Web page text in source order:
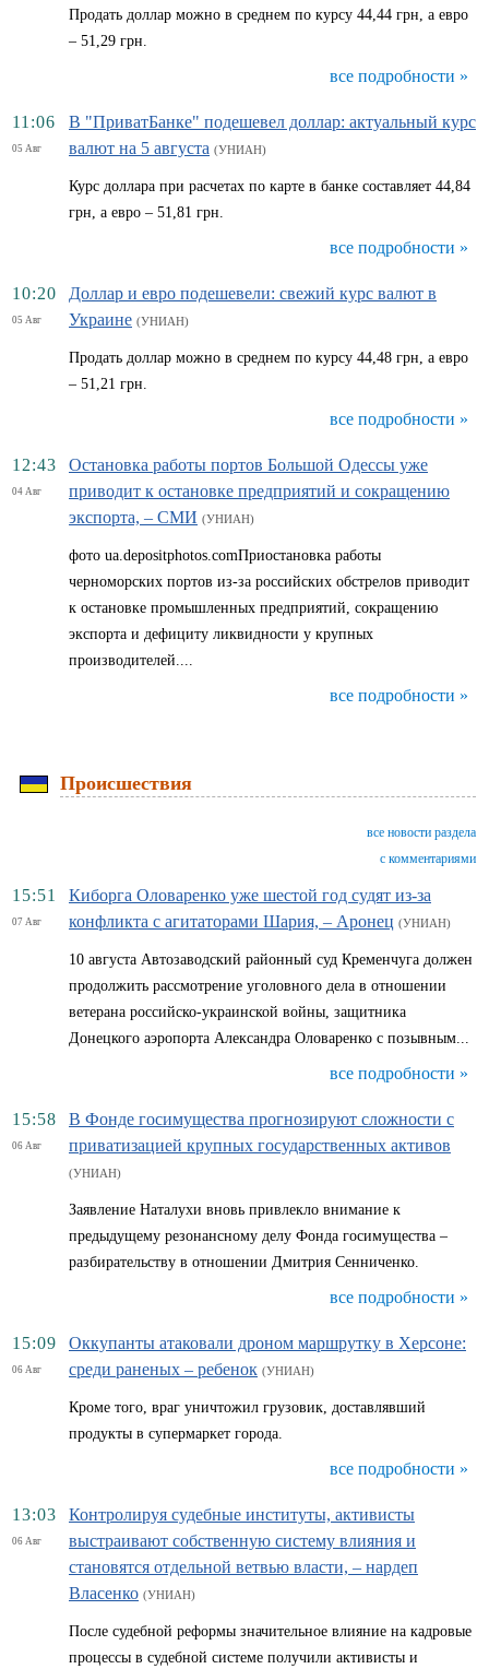
Продать доллар можно в среднем по курсу 44,44 грн, а евро
– 51,29 грн.
все подробности »
11:06
05 Авг
В "ПриватБанке" подешевел доллар: актуальный курс
валют на 5 августа (УНИАН)
Курс доллара при расчетах по карте в банке составляет 44,84
грн, а евро – 51,81 грн.
все подробности »
10:20
05 Авг
Доллар и евро подешевели: свежий курс валют в
Украине (УНИАН)
Продать доллар можно в среднем по курсу 44,48 грн, а евро
– 51,21 грн.
все подробности »
12:43
04 Авг
Остановка работы портов Большой Одессы уже
приводит к остановке предприятий и сокращению
экспорта, – СМИ (УНИАН)
фото ua.depositphotos.comПриостановка работы
черноморских портов из-за российских обстрелов приводит
к остановке промышленных предприятий, сокращению
экспорта и дефициту ликвидности у крупных
производителей....
все подробности »
Происшествия
все новости раздела
с комментариями
15:51
07 Авг
Киборга Оловаренко уже шестой год судят из-за
конфликта с агитаторами Шария, – Аронец (УНИАН)
10 августа Автозаводский районный суд Кременчуга должен
продолжить рассмотрение уголовного дела в отношении
ветерана российско-украинской войны, защитника
Донецкого аэропорта Александра Оловаренко с позывным...
все подробности »
15:58
06 Авг
В Фонде госимущества прогнозируют сложности с
приватизацией крупных государственных активов
(УНИАН)
Заявление Наталухи вновь привлекло внимание к
предыдущему резонансному делу Фонда госимущества –
разбирательству в отношении Дмитрия Сенниченко.
все подробности »
15:09
06 Авг
Оккупанты атаковали дроном маршрутку в Херсоне:
среди раненых – ребенок (УНИАН)
Кроме того, враг уничтожил грузовик, доставлявший
продукты в супермаркет города.
все подробности »
13:03
06 Авг
Контролируя судебные институты, активисты
выстраивают собственную систему влияния и
становятся отдельной ветвью власти, – нардеп
Власенко (УНИАН)
После судебной реформы значительное влияние на кадровые
процессы в судебной системе получили активисты и